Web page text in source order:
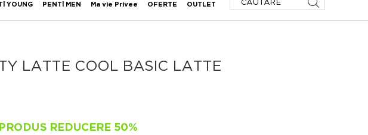
YOUNG PENTİ MEN Ma vie Privee OFERTE OUTLET
LATTE COOL BASIC LATTE
REDUCERE 50%